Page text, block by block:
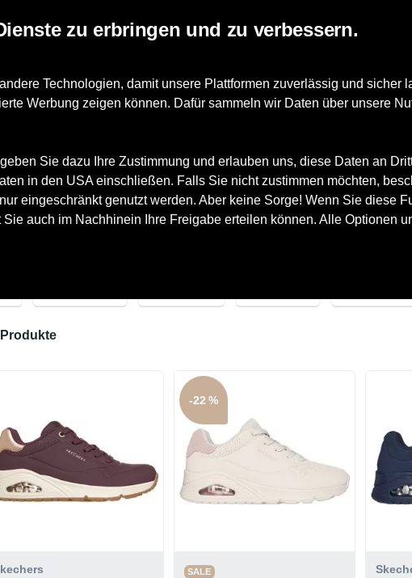
zu erbringen und zu verbessern.
Technologien, damit unsere Plattformen zuverlässig und sicher
Werbung zeigen können. Dafür sammeln wir Daten über unsere
Sie dazu Ihre Zustimmung und erlauben uns, diese Daten an
in den USA einschließen. Falls Sie nicht zustimmen möchten,
eingeschränkt genutzt werden. Aber keine Sorge! Wenn Sie diese
auch im Nachhinein Ihre Freigabe erteilen können. Alle Optionen
Marken News Schuhe für Einlagen Events Jobs
SALE
-22 %